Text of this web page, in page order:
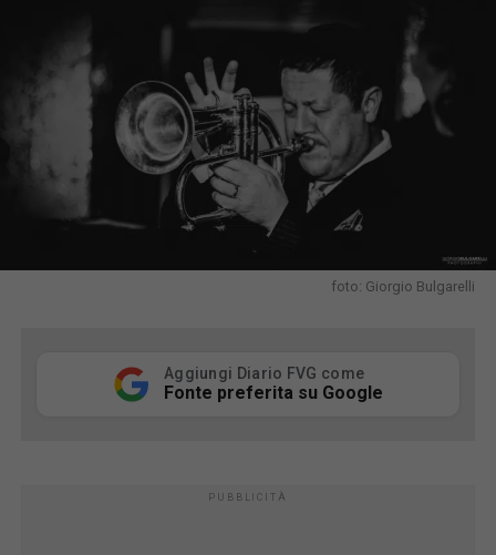
foto: Giorgio Bulgarelli
Aggiungi Diario FVG come
Fonte preferita su Google